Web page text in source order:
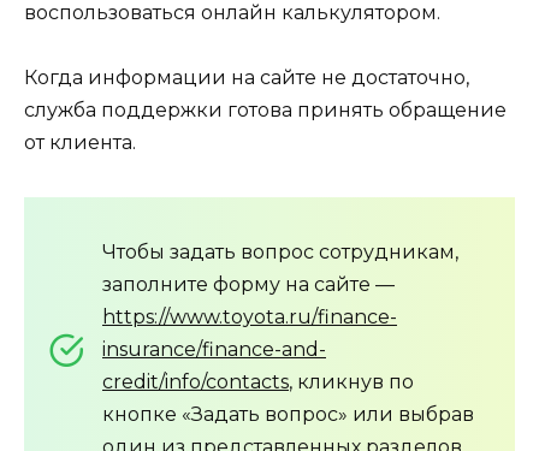
воспользоваться онлайн калькулятором.
Когда информации на сайте не достаточно,
служба поддержки готова принять обращение
от клиента.
Чтобы задать вопрос сотрудникам,
заполните форму на сайте —
https://www.toyota.ru/finance-
insurance/finance-and-
credit/info/contacts, кликнув по
кнопке «Задать вопрос» или выбрав